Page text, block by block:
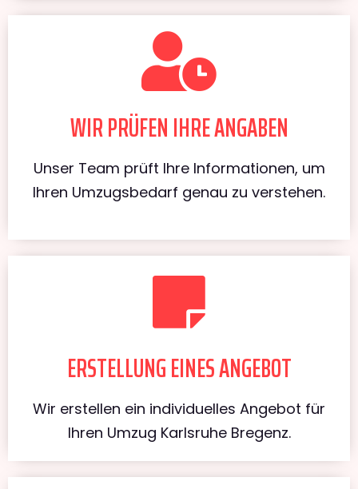
WIR PRÜFEN IHRE ANGABEN
Unser Team prüft Ihre Informationen, um
Ihren Umzugsbedarf genau zu verstehen.
ERSTELLUNG EINES ANGEBOT
Wir erstellen ein individuelles Angebot für
Ihren Umzug Karlsruhe Bregenz.